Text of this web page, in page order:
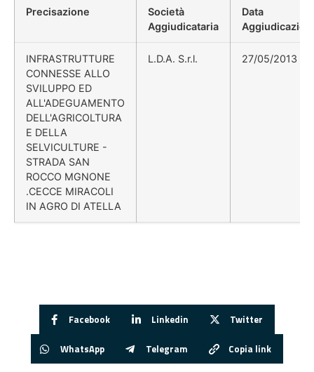
Precisazione
Società
Aggiudicataria
Data
INFRASTRUTTURE
CONNESSE ALLO
SVILUPPO ED
ALL'ADEGUAMENTO
DELL'AGRICOLTURA
E DELLA
SELVICULTURE -
STRADA SAN
ROCCO MGNONE
.CECCE MIRACOLI
IN AGRO DI ATELLA
L.D.A. S.r.l. 27/05/2013
Facebook Linkedin Twitter
WhatsApp Telegram Copia link